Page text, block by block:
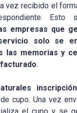
vez recibido el
Esto
empresas que
solo se
las memorias y
.
cupo. Una vez